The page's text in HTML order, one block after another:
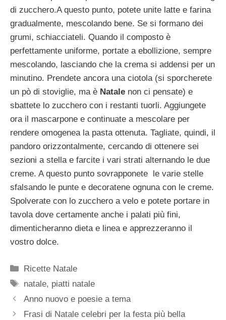
di zucchero.A questo punto, potete unite latte e farina
gradualmente, mescolando bene. Se si formano dei
grumi, schiacciateli. Quando il composto è
perfettamente uniforme, portate a ebollizione, sempre
mescolando, lasciando che la crema si addensi per un
minutino. Prendete ancora una ciotola (si sporcherete
un pò di stoviglie, ma è Natale non ci pensate) e
sbattete lo zucchero con i restanti tuorli. Aggiungete
ora il mascarpone e continuate a mescolare per
rendere omogenea la pasta ottenuta. Tagliate, quindi, il
pandoro orizzontalmente, cercando di ottenere sei
sezioni a stella e farcite i vari strati alternando le due
creme. A questo punto sovrapponete le varie stelle
sfalsando le punte e decoratene ognuna con le creme.
Spolverate con lo zucchero a velo e potete portare in
tavola dove certamente anche i palati più fini,
dimenticheranno dieta e linea e apprezzeranno il
vostro dolce.
Categorie
Ricette Natale
Tag
natale, piatti natale
Anno nuovo e poesie a tema
Frasi di Natale celebri per la festa più bella